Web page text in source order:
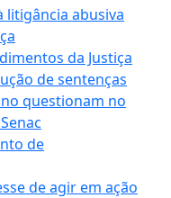
litigância abusiva
da Justiça
de sentenças
questionam no
de
de agir em ação